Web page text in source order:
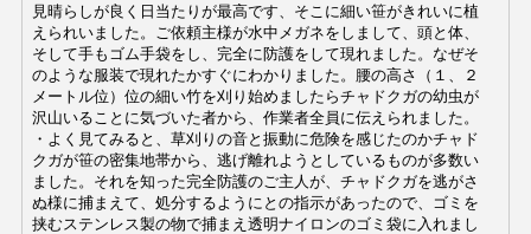
見晴らしが良く日当たりが最高です、そこに細い笹がきれいに植
えられいました。ご依頼主様が水中メガネをしまして、頭と体、
そして手もゴム手袋をし、完全に防護をして現れました。なぜそ
のような服装で現れたかすぐにわかりました。腰の高さ（１、２
メートル位）位の細い竹を刈り始めましたらチャドクガの幼虫が
沢山いることに気づいた者から、作業者全員に伝えられました。
・よく見てみると、草刈りの音と振動に危険を感じたのかチャド
クガが笹の密集地帯から、逃げ離れようとしているものが多数い
ました。それを知った完全防護のご主人が、チャドクガを逃がさ
ぬ様に捕まえて、処分するようにとの指示があったので、ゴミを
挟むステンレス製の物で捕まえ透明ナイロンのゴミ袋に入れまし